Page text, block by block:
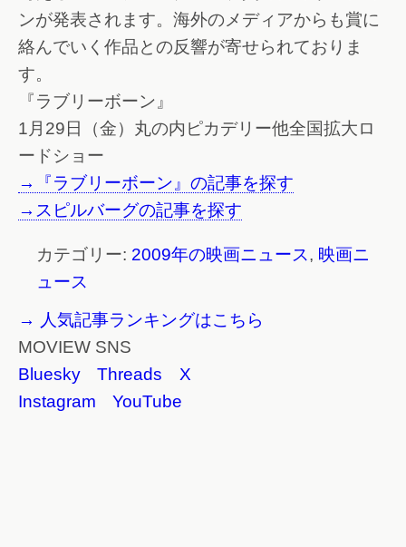
ンが発表されます。海外のメディアからも賞に
絡んでいく作品との反響が寄せられておりま
す。
『ラブリーボーン』
1月29日（金）丸の内ピカデリー他全国拡大ロ
ードショー
→『ラブリーボーン』の記事を探す
→スピルバーグの記事を探す
カテゴリー: 2009年の映画ニュース, 映画ニ
ュース
→ 人気記事ランキングはこちら
MOVIEW SNS
Bluesky
Threads
X
Instagram
YouTube